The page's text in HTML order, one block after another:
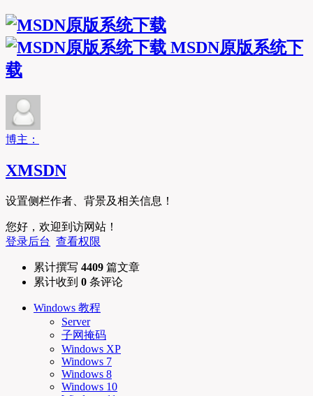
MSDN原版系统下
载
博主：
XMSDN
设置侧栏作者、背景及相关信息！
您好，欢迎到访网站！
登录后台 查看权限
累计撰写 4409 篇文章
累计收到 0 条评论
Windows 教程
Server
子网掩码
Windows XP
Windows 7
Windows 8
Windows 10